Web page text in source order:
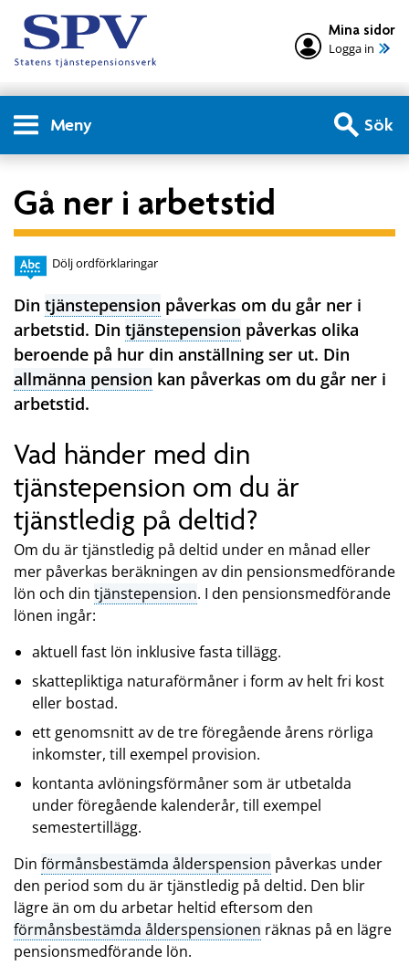
Mina sidor
Logga in
Meny Sök
Gå ner i arbetstid
Dölj ordförklaringar
Din tjänstepension påverkas om du går ner i
arbetstid. Din tjänstepension påverkas olika
beroende på hur din anställning ser ut. Din
allmänna pension kan påverkas om du går ner i
arbetstid.
Vad händer med din
tjänstepension om du är
tjänstledig på deltid?
Om du är tjänstledig på deltid under en månad eller
mer påverkas beräkningen av din pensionsmedförande
lön och din tjänstepension. I den pensionsmedförande
lönen ingår:
aktuell fast lön inklusive fasta tillägg.
skattepliktiga naturaförmåner i form av helt fri kost
eller bostad.
ett genomsnitt av de tre föregående årens rörliga
inkomster, till exempel provision.
kontanta avlöningsförmåner som är utbetalda
under föregående kalenderår, till exempel
semestertillägg.
Din förmånsbestämda ålderspension påverkas under
den period som du är tjänstledig på deltid. Den blir
lägre än om du arbetar heltid eftersom den
förmånsbestämda ålderspensionen räknas på en lägre
pensionsmedförande lön.